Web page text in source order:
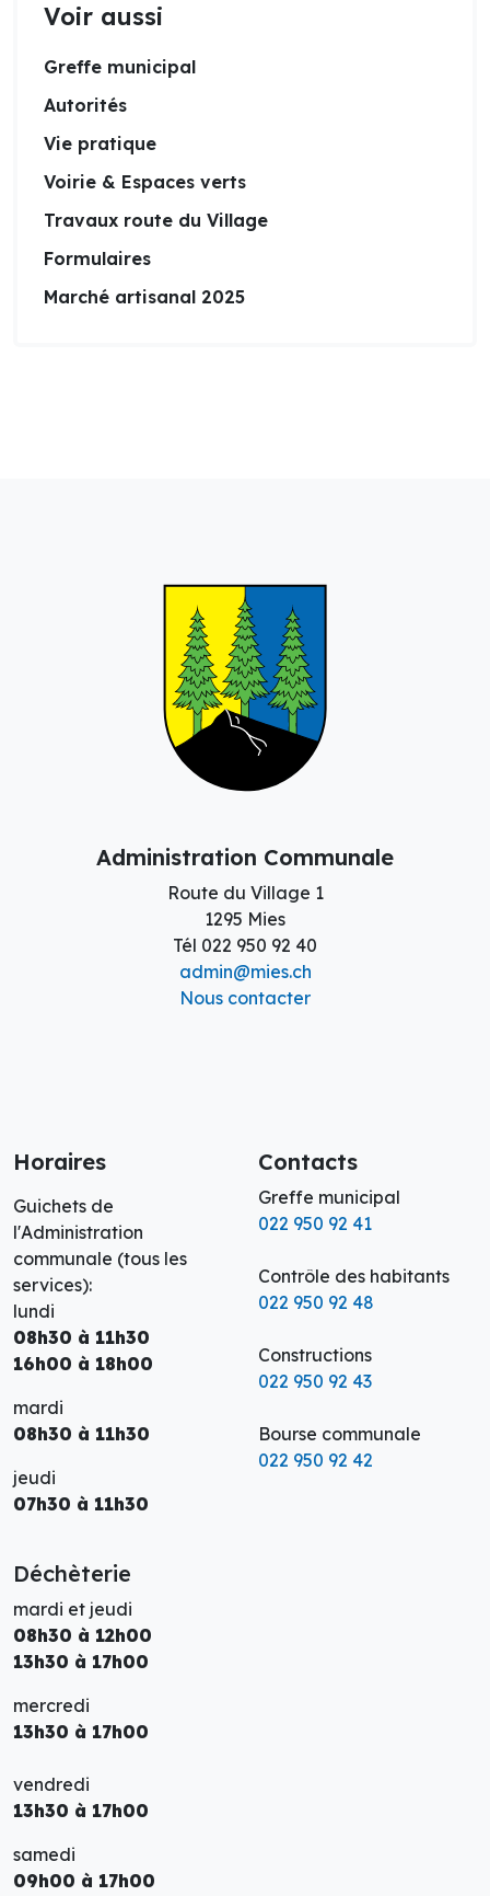
Voir aussi
Greffe municipal
Autorités
Vie pratique
Voirie & Espaces verts
Travaux route du Village
Formulaires
Marché artisanal 2025
Administration Communale
Route du Village 1
1295 Mies
Tél 022 950 92 40
admin@mies.ch
Nous contacter
Horaires
Guichets de
l'Administration
communale (tous les
services):
lundi
08h30 à 11h30
16h00 à 18h00
mardi
08h30 à 11h30
jeudi
07h30 à 11h30
Déchèterie
mardi et jeudi
08h30 à 12h00
13h30 à 17h00
mercredi
13h30 à 17h00
vendredi
13h30 à 17h00
samedi
09h00 à 17h00
Contacts
Greffe municipal
022 950 92 41
Contrôle des habitants
022 950 92 48
Constructions
022 950 92 43
Bourse communale
022 950 92 42